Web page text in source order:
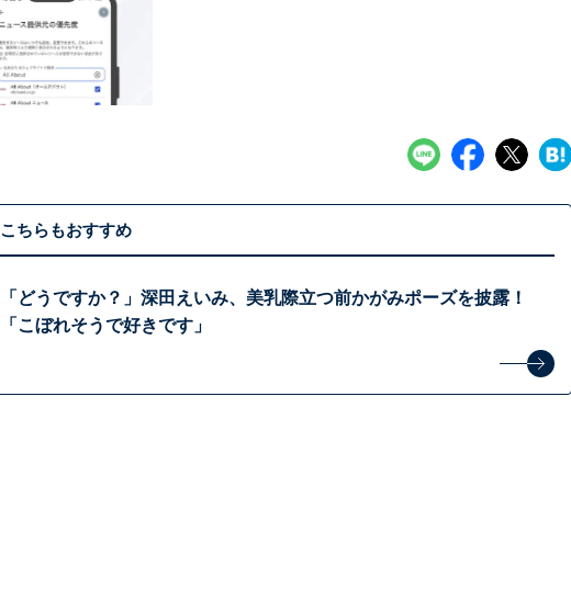
こちらもおすすめ
「どうですか？」深田えいみ、美乳際立つ前かがみポーズを披露！
「こぼれそうで好きです」